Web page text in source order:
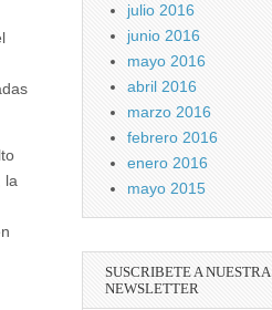
la
julio 2016
junio 2016
mayo 2016
abril 2016
marzo 2016
febrero 2016
enero 2016
mayo 2015
SUSCRIBETE A NUESTRA
NEWSLETTER